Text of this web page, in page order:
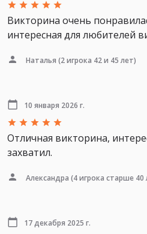
Викторина очень
интересная для любителей
Наталья (2 игрока 42 и 45 лет)
10 января 2026 г.
Отличная викторина,
захватил.
Александра (4 игрока старше 40
17 декабря 2025 г.